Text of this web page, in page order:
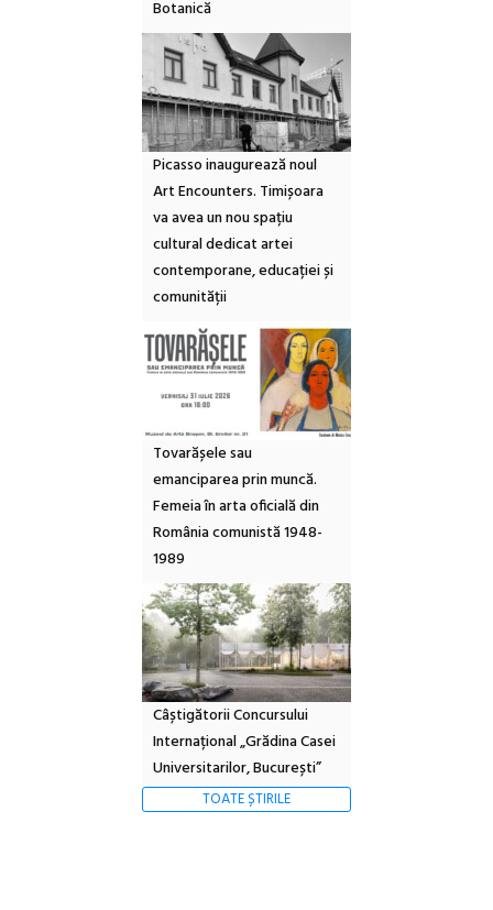
Botanică
Picasso inaugurează noul
Art Encounters. Timișoara
va avea un nou spațiu
cultural dedicat artei
contemporane, educației și
comunității
Tovarășele sau
emanciparea prin muncă.
Femeia în arta oficială din
România comunistă 1948-
1989
Câștigătorii Concursului
Internațional „Grădina Casei
Universitarilor, București”
TOATE ȘTIRILE